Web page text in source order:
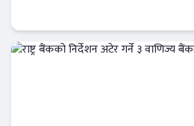
आजको विशेष